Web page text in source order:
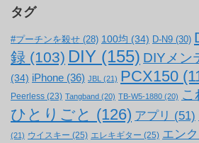
タグ
#プーチンを殺せ (28) 100均 (34) D-N9 (30)
録 (103) DIY (155) DIYメン
(34) iPhone (36) JBL (21) PCX150
Peerless (23) Tangband (20) TB-W5-1880 (20) こ
ひとりごと (126) アプリ (51)
(21) ウイスキー (25) エレキギター (25) エン